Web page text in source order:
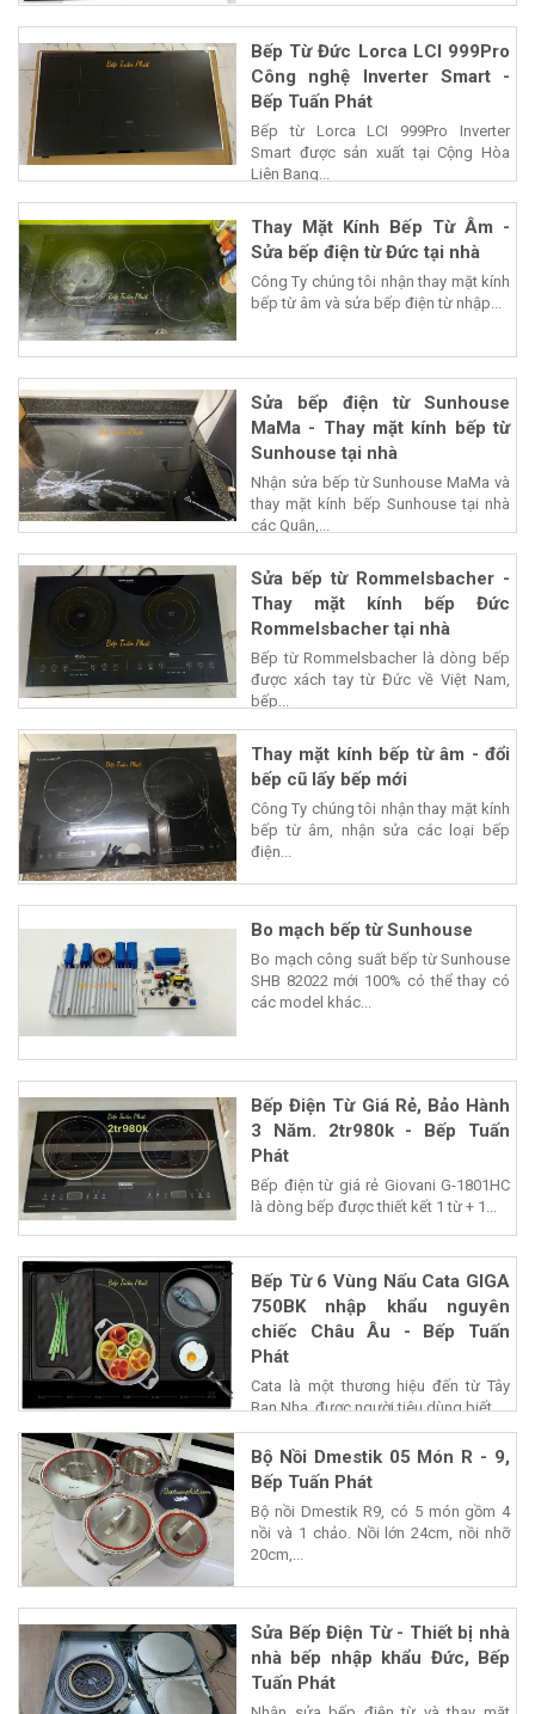
Bếp Từ Đức Lorca LCI 999Pro
Công nghệ Inverter Smart -
Bếp Tuấn Phát
Bếp từ Lorca LCI 999Pro Inverter
Smart được sản xuất tại Cộng Hòa
Liên Bang...
Thay Mặt Kính Bếp Từ Âm -
Sửa bếp điện từ Đức tại nhà
Công Ty chúng tôi nhận thay mặt kính
bếp từ âm và sửa bếp điện từ nhập...
Sửa bếp điện từ Sunhouse
MaMa - Thay mặt kính bếp từ
Sunhouse tại nhà
Nhận sửa bếp từ Sunhouse MaMa và
thay mặt kính bếp Sunhouse tại nhà
các Quận,...
Sửa bếp từ Rommelsbacher -
Thay mặt kính bếp Đức
Rommelsbacher tại nhà
Bếp từ Rommelsbacher là dòng bếp
được xách tay từ Đức về Việt Nam,
bếp...
Thay mặt kính bếp từ âm - đổi
bếp cũ lấy bếp mới
Công Ty chúng tôi nhận thay mặt kính
bếp từ âm, nhận sửa các loại bếp
điện...
Bo mạch bếp từ Sunhouse
Bo mạch công suất bếp từ Sunhouse
SHB 82022 mới 100% có thể thay có
các model khác...
Bếp Điện Từ Giá Rẻ, Bảo Hành
3 Năm. 2tr980k - Bếp Tuấn
Phát
Bếp điện từ giá rẻ Giovani G-1801HC
là dòng bếp được thiết kết 1 từ + 1...
Bếp Từ 6 Vùng Nấu Cata GIGA
750BK nhập khẩu nguyên
chiếc Châu Âu - Bếp Tuấn
Phát
Cata là một thương hiệu đến từ Tây
Ban Nha, được người tiêu dùng biết...
Bộ Nồi Dmestik 05 Món R - 9,
Bếp Tuấn Phát
Bộ nồi Dmestik R9, có 5 món gồm 4
nồi và 1 chảo. Nồi lớn 24cm, nồi nhỡ
20cm,...
Sửa Bếp Điện Từ - Thiết bị nhà
nhà bếp nhập khẩu Đức, Bếp
Tuấn Phát